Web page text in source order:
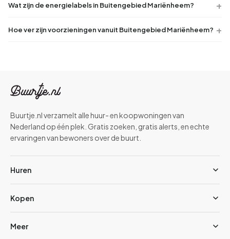
Wat zijn de energielabels in Buitengebied Mariënheem?
Hoe ver zijn voorzieningen vanuit Buitengebied Mariënheem?
Buurtje.nl verzamelt alle huur- en koopwoningen van
Nederland op één plek. Gratis zoeken, gratis alerts, en echte
ervaringen van bewoners over de buurt.
Huren
Kopen
Meer